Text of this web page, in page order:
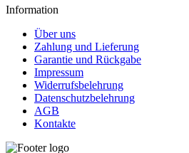
Information
Über uns
Zahlung und Lieferung
Garantie und Rückgabe
Impressum
Widerrufsbelehrung
Datenschutzbelehrung
AGB
Kontakte